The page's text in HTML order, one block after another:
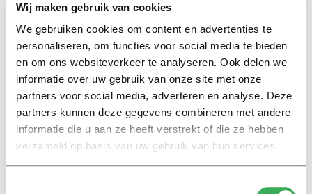
Wij maken gebruik van cookies
We gebruiken cookies om content en advertenties te
personaliseren, om functies voor social media te bieden
en om ons websiteverkeer te analyseren. Ook delen we
informatie over uw gebruik van onze site met onze
partners voor social media, adverteren en analyse. Deze
partners kunnen deze gegevens combineren met andere
informatie die u aan ze heeft verstrekt of die ze hebben
verzameld op basis van uw gebruik van hun services.
De universiteitsbibliotheek op De Uithof is ontworpen
door Wiel Arets en werd opgeleverd in 2002. Het
ontwerp is in 2005 bekroond met de Rietveldprijs.